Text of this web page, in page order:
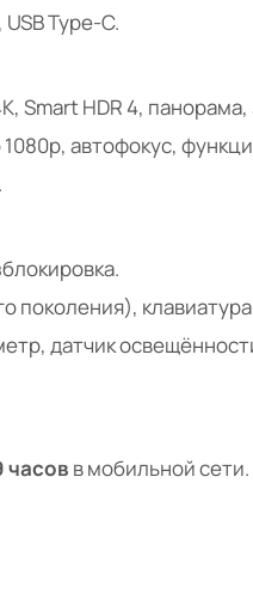
Type-C.
Smart HDR 4,
автофокус,
.
поколения),
датчик
часов в мобильной сети.